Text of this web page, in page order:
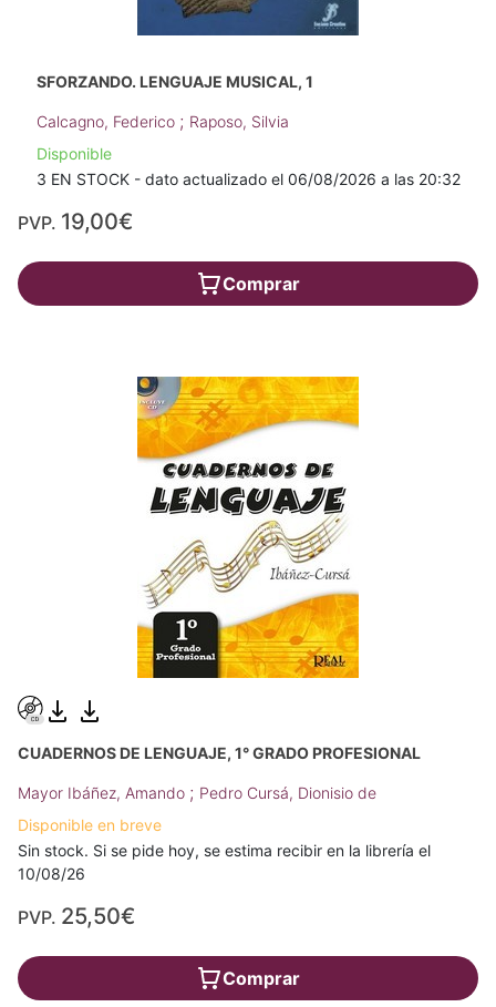
SFORZANDO. LENGUAJE MUSICAL, 1
Calcagno, Federico ; Raposo, Silvia
Disponible
3 EN STOCK - dato actualizado el 06/08/2026 a las 20:32
PVP. 19,00€
Comprar
CUADERNOS DE LENGUAJE, 1° GRADO PROFESIONAL
Mayor Ibáñez, Amando ; Pedro Cursá, Dionisio de
Disponible en breve
Sin stock. Si se pide hoy, se estima recibir en la librería el
10/08/26
PVP. 25,50€
Comprar